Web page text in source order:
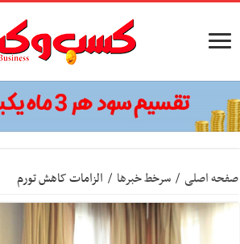
صفحه اصلی / سرخط خبرها / الزامات کاهش تورم